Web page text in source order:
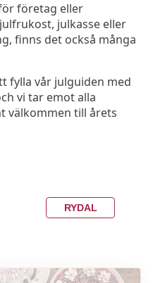
företag eller
julkasse eller
finns det också många
fylla vår julguiden med
vi tar emot alla
välkommen till årets
RYDAL